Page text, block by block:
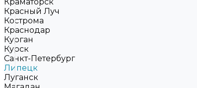
Красный Луч
Кострома
Краснодар
Курган
Курск
Санкт-Петербург
Липецк
Луганск